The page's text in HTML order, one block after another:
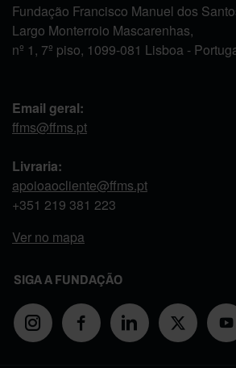
Fundação Francisco Manuel dos
Largo Monterroio Mascarenhas,
nº 1, 7º piso, 1099-081 Lisboa -
Email geral:
ffms@ffms.pt
Livraria:
apoioaocliente@ffms.pt
+351 219 381 223
Ver no mapa
SIGA A FUNDAÇÃO